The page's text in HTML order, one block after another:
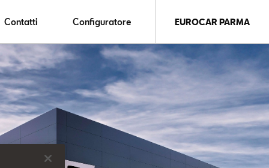
Contatti Configuratore EUROCAR PARMA